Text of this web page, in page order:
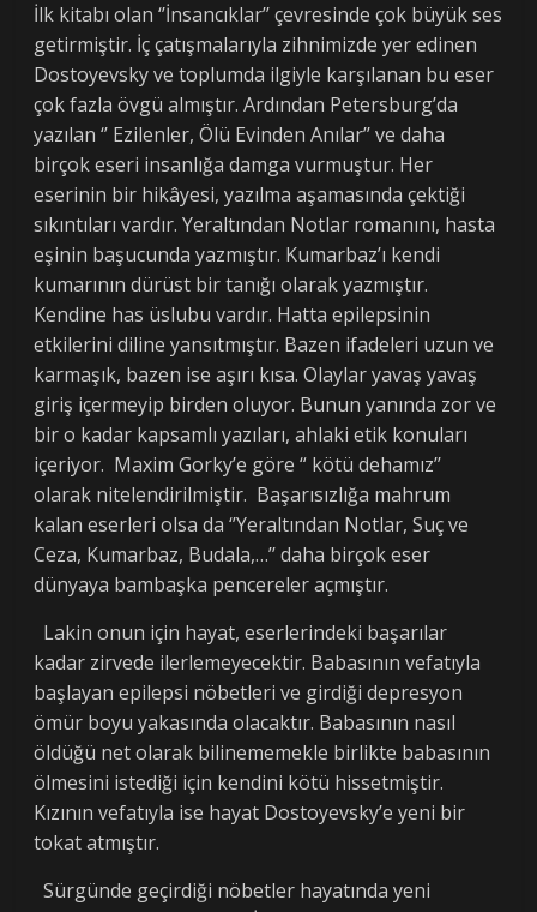
İlk kitabı olan ‘’İnsancıklar’’ çevresinde çok büyük ses
getirmiştir. İç çatışmalarıyla zihnimizde yer edinen
Dostoyevsky ve toplumda ilgiyle karşılanan bu eser
çok fazla övgü almıştır. Ardından Petersburg’da
yazılan ‘’ Ezilenler, Ölü Evinden Anılar’’ ve daha
birçok eseri insanlığa damga vurmuştur. Her
eserinin bir hikâyesi, yazılma aşamasında çektiği
sıkıntıları vardır. Yeraltından Notlar romanını, hasta
eşinin başucunda yazmıştır. Kumarbaz’ı kendi
kumarının dürüst bir tanığı olarak yazmıştır.
Kendine has üslubu vardır. Hatta epilepsinin
etkilerini diline yansıtmıştır. Bazen ifadeleri uzun ve
karmaşık, bazen ise aşırı kısa. Olaylar yavaş yavaş
giriş içermeyip birden oluyor. Bunun yanında zor ve
bir o kadar kapsamlı yazıları, ahlaki etik konuları
içeriyor. Maxim Gorky’e göre “ kötü dehamız’’
olarak nitelendirilmiştir. Başarısızlığa mahrum
kalan eserleri olsa da ‘’Yeraltından Notlar, Suç ve
Ceza, Kumarbaz, Budala,…’’ daha birçok eser
dünyaya bambaşka pencereler açmıştır.
Lakin onun için hayat, eserlerindeki başarılar
kadar zirvede ilerlemeyecektir. Babasının vefatıyla
başlayan epilepsi nöbetleri ve girdiği depresyon
ömür boyu yakasında olacaktır. Babasının nasıl
öldüğü net olarak bilinememekle birlikte babasının
ölmesini istediği için kendini kötü hissetmiştir.
Kızının vefatıyla ise hayat Dostoyevsky’e yeni bir
tokat atmıştır.
Sürgünde geçirdiği nöbetler hayatında yeni